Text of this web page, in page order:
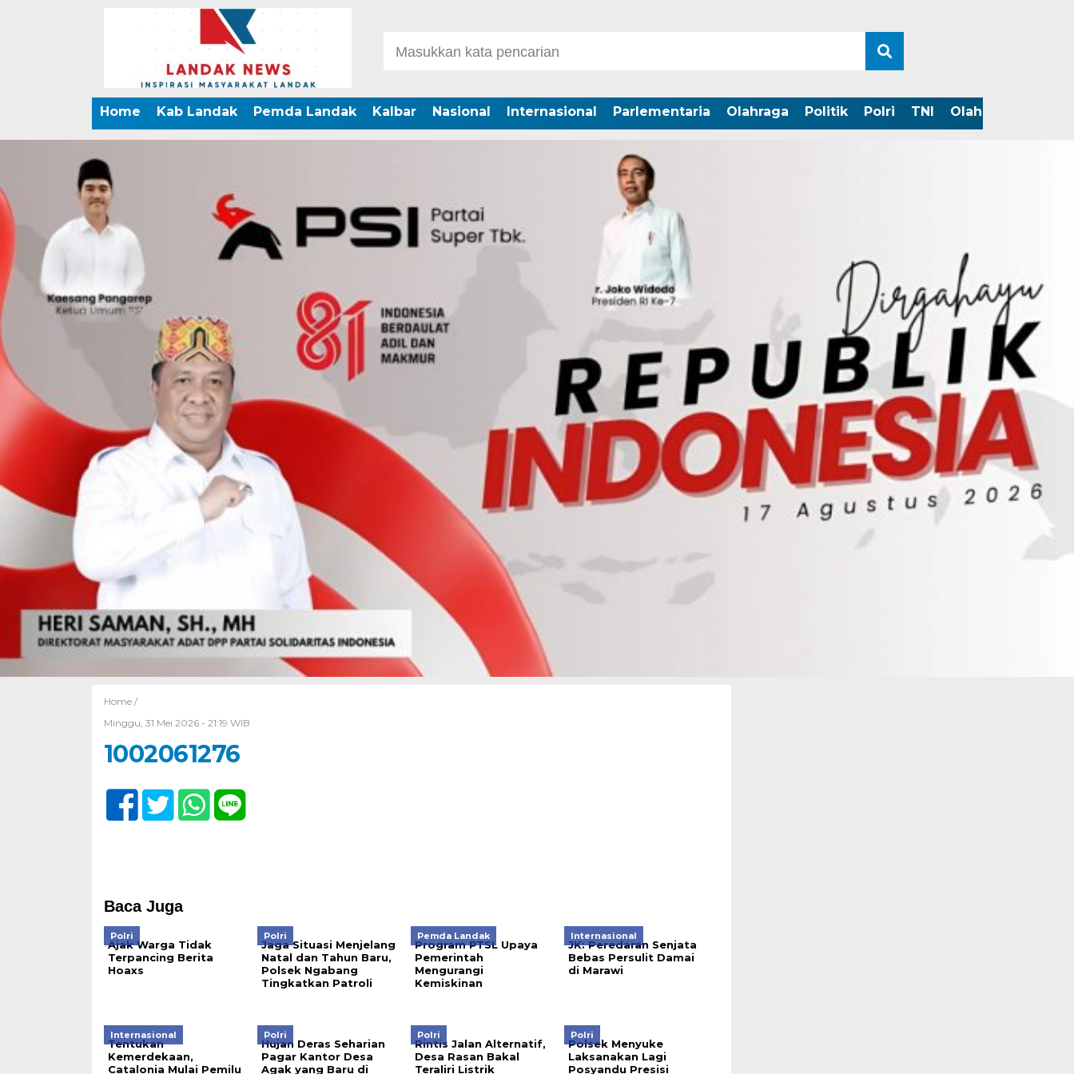
Home Kab Landak Pemda Landak Kalbar Nasional Internasional Parlementaria Olahraga Politik Polri TNI Olahraga
Home /
Minggu, 31 Mei 2026 - 21:19 WIB
1002061276
Baca Juga
Polri
Ajak Warga Tidak
Terpancing Berita
Hoaxs
Polri
Jaga Situasi Menjelang
Natal dan Tahun Baru,
Polsek Ngabang
Tingkatkan Patroli
Pemda Landak
Program PTSL Upaya
Pemerintah
Mengurangi
Kemiskinan
Internasional
JK: Peredaran Senjata
Bebas Persulit Damai
di Marawi
Internasional
Tentukan
Kemerdekaan,
Catalonia Mulai Pemilu
Polri
Hujan Deras Seharian
Pagar Kantor Desa
Agak yang Baru di
Polri
Rintis Jalan Alternatif,
Desa Rasan Bakal
Teraliri Listrik
Polri
Polsek Menyuke
Laksanakan Lagi
Posyandu Presisi